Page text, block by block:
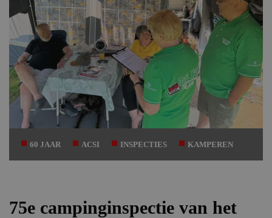
60 JAAR ACSI INSPECTIES KAMPEREN
75e campinginspectie van het